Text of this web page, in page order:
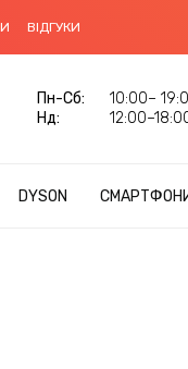
ВІДГУКИ
Пн-Cб:
10:00–
Нд:
DYSON